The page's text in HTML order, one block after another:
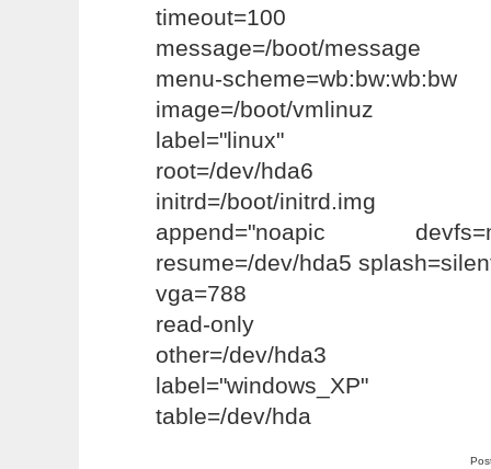
timeout=100
message=/boot/message
menu-scheme=wb:bw:wb:bw
image=/boot/vmlinuz
label="linux"
root=/dev/hda6
initrd=/boot/initrd.img
append="noapic
resume=/dev/hda5
vga=788
read-only
other=/dev/hda3
label="windows_XP"
table=/dev/hda